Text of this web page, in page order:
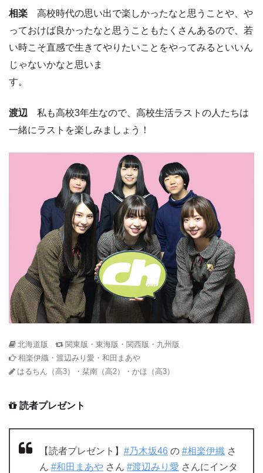
相楽 高校時代の思い出で楽しかったなと思うことや、や
っておけば良かったなと思うこともたくさんあるので、若
い時こそ直感で生きてやりたいことをやってみるといいん
じゃないかなと思いま
す。
渡辺 私も高校3年生なので、高校生活ラストの人たちは
一緒にラストを楽しみましょう！
北海道版
関東版・東海版・関西版・九州版
相楽伊織・渡辺みり愛・和田まあや
はるちん（高3）・栞南（高2）・かほ（高3）
読者プレゼント
【読者プレゼント】 #乃木坂46 の #相楽伊織 さ
ん #和田まあや さん #渡辺みり愛 さんにインタ